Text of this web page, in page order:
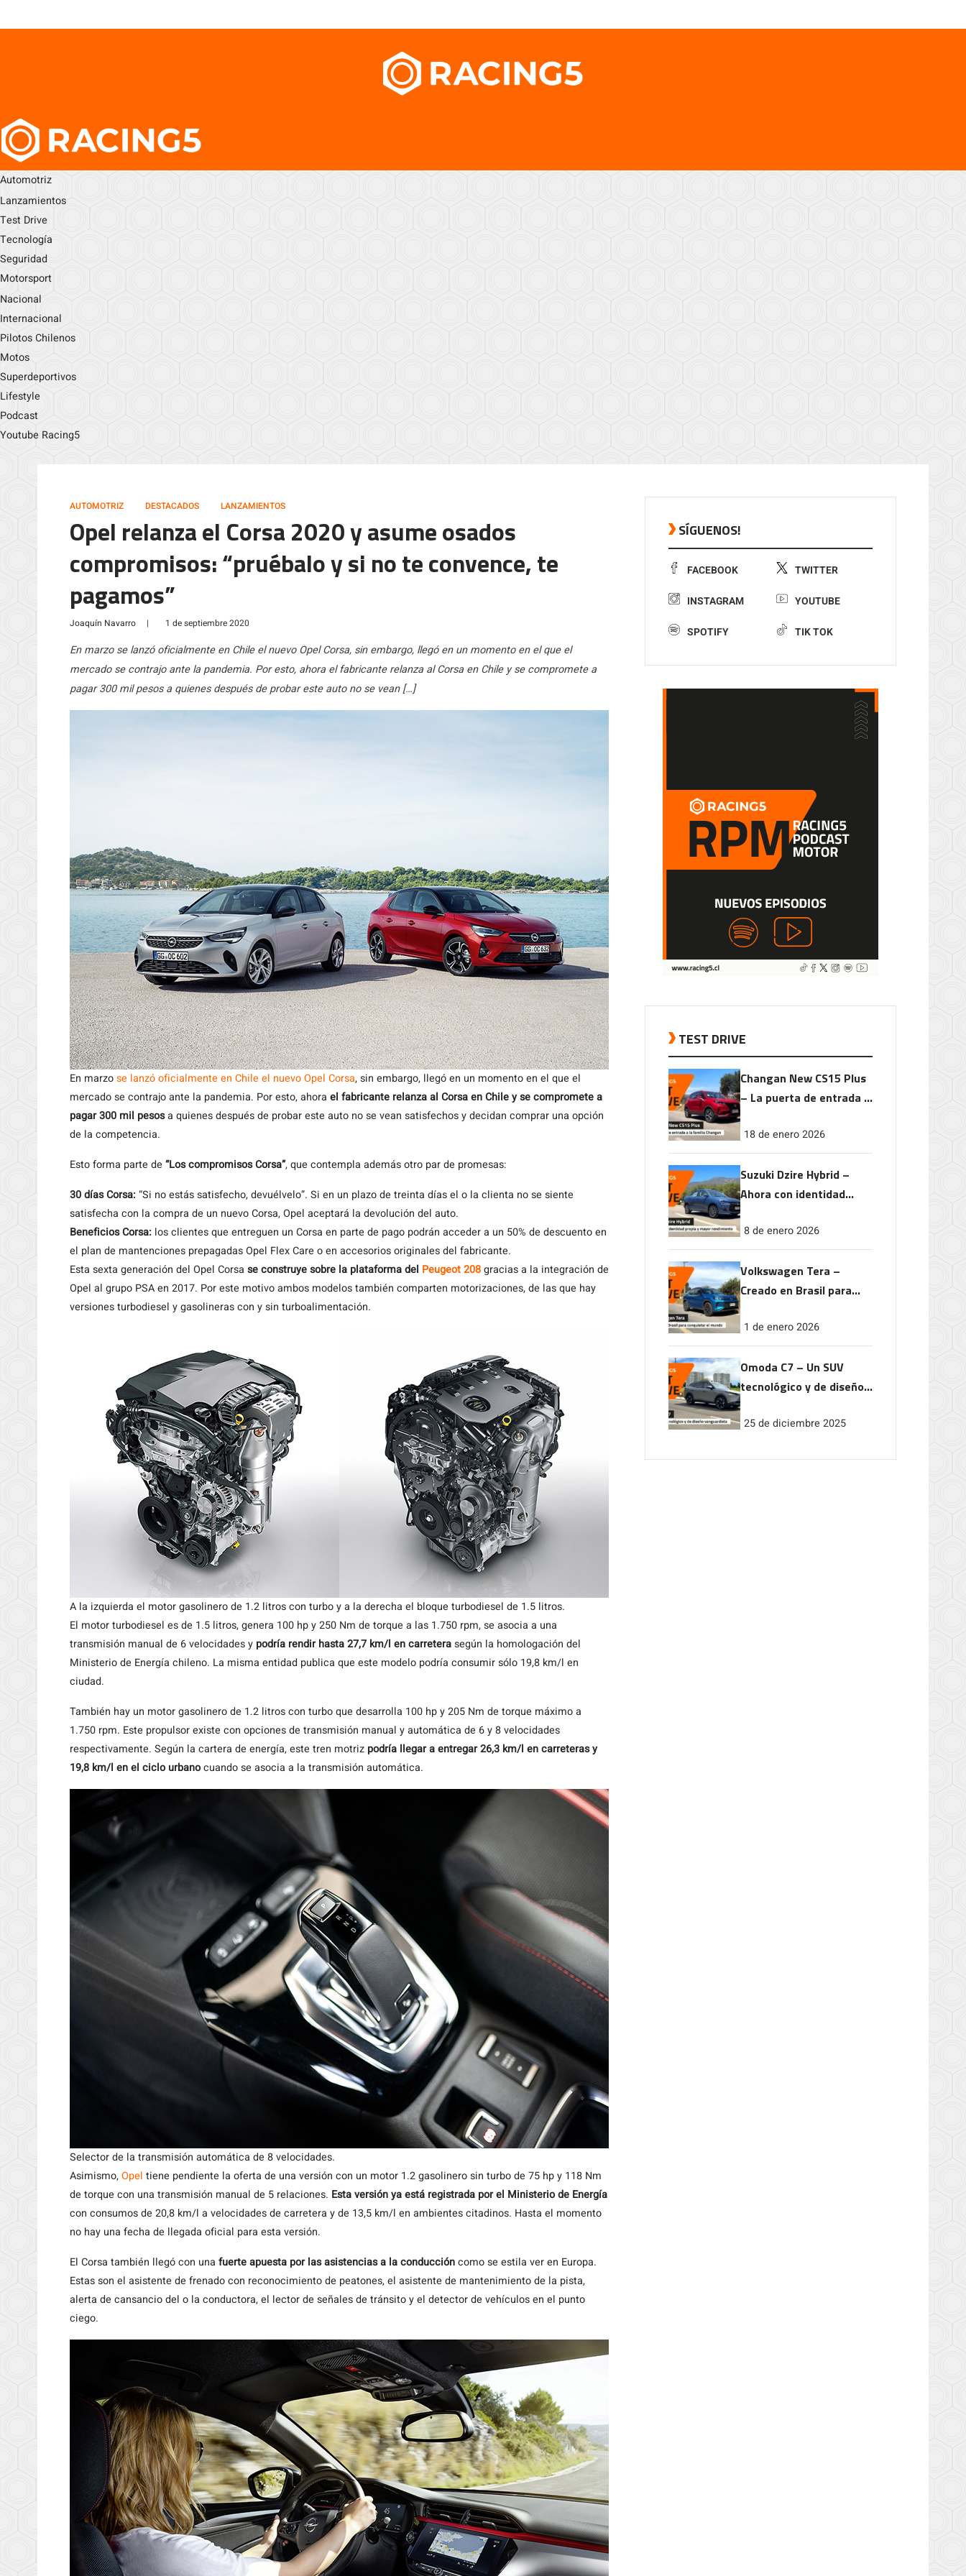
Automotriz
Lanzamientos
Test Drive
Tecnología
Seguridad
Motorsport
Nacional
Internacional
Pilotos Chilenos
Motos
Superdeportivos
Lifestyle
Podcast
Youtube Racing5
AUTOMOTRIZ DESTACADOS LANZAMIENTOS
Opel relanza el Corsa 2020 y asume osados
compromisos: “pruébalo y si no te convence, te
pagamos”
Joaquín Navarro | 1 de septiembre 2020
En marzo se lanzó oficialmente en Chile el nuevo Opel Corsa, sin embargo, llegó en un momento en el que el
mercado se contrajo ante la pandemia. Por esto, ahora el fabricante relanza al Corsa en Chile y se compromete a
pagar 300 mil pesos a quienes después de probar este auto no se vean […]
En marzose lanzó oficialmente en Chile el nuevo Opel Corsa, sin embargo, llegó en un momento en el que el
mercado se contrajo ante la pandemia. Por esto, ahora el fabricante relanza al Corsa en Chile y se compromete a
pagar 300 mil pesosa quienes después de probar este auto no se vean satisfechos y decidan comprar una opción
de la competencia.
Esto forma parte de “Los compromisos Corsa”, que contempla además otro par de promesas:
30 días Corsa: “Si no estás satisfecho, devuélvelo”. Si en un plazo de treinta días el o la clienta no se siente
satisfecha con la compra de un nuevo Corsa, Opel aceptará la devolución del auto.
Beneficios Corsa: los clientes que entreguen un Corsa en parte de pago podrán acceder a un 50% de descuento en
el plan de mantenciones prepagadas Opel Flex Care o en accesorios originales del fabricante.
Esta sexta generación del Opel Corsa se construye sobre la plataforma del Peugeot 208gracias a la integración de
Opel al grupo PSA en 2017. Por este motivo ambos modelos también comparten motorizaciones, de las que hay
versiones turbodiesel y gasolineras con y sin turboalimentación.
A la izquierda el motor gasolinero de 1.2 litros con turbo y a la derecha el bloque turbodiesel de 1.5 litros.
El motor turbodiesel es de 1.5 litros, genera 100 hp y 250 Nm de torque a las 1.750 rpm, se asocia a una
transmisión manual de 6 velocidades y podría rendir hasta 27,7 km/l en carreterasegún la homologación del
Ministerio de Energía chileno. La misma entidad publica que este modelo podría consumir sólo 19,8 km/l en
ciudad.
También hay un motor gasolinero de 1.2 litros con turbo que desarrolla 100 hp y 205 Nm de torque máximo a
1.750 rpm. Este propulsor existe con opciones de transmisión manual y automática de 6 y 8 velocidades
respectivamente. Según la cartera de energía, este tren motriz podría llegar a entregar 26,3 km/l en carreteras y
19,8 km/l en el ciclo urbanocuando se asocia a la transmisión automática.
Selector de la transmisión automática de 8 velocidades.
Asimismo,Opel tiene pendiente la oferta de una versión con un motor 1.2 gasolinero sin turbo de 75 hp y 118 Nm
de torque con una transmisión manual de 5 relaciones. Esta versión ya está registrada por el Ministerio de Energía
con consumos de 20,8 km/l a velocidades de carretera y de 13,5 km/l en ambientes citadinos. Hasta el momento
no hay una fecha de llegada oficial para esta versión.
El Corsa también llegó con una fuerte apuesta por las asistencias a la conduccióncomo se estila ver en Europa.
Estas son el asistente de frenado con reconocimiento de peatones, el asistente de mantenimiento de la pista,
alerta de cansancio del o la conductora, el lector de señales de tránsito y el detector de vehículos en el punto
ciego.
SÍGUENOS!
FACEBOOK TWITTER
INSTAGRAM YOUTUBE
SPOTIFY TIK TOK
TEST DRIVE
Changan New CS15 Plus
– La puerta de entrada a
18 de enero 2026
Suzuki Dzire Hybrid –
Ahora con identidad
rendimiento
8 de enero 2026
Volkswagen Tera –
Creado en Brasil para
1 de enero 2026
Omoda C7 – Un SUV
tecnológico y de diseño
25 de diciembre 2025